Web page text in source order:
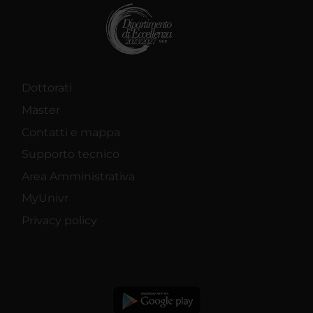
Dottorati
Master
Contatti e mappa
Supporto tecnico
Area Amministrativa
MyUnivr
Privacy policy